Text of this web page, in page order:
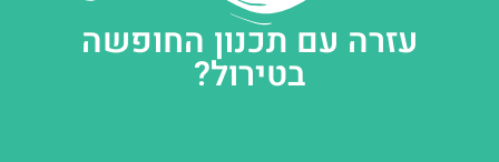
עזרה עם תכנון החופשה
בטירול?